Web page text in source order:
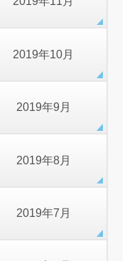
2019年10月
2019年9月
2019年8月
2019年7月